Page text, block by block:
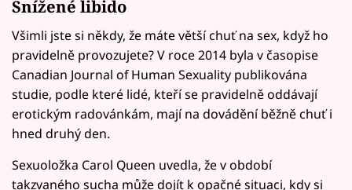
Snížené libido
Všimli jste si někdy, že máte větší chuť na sex, když ho
pravidelně provozujete? V roce 2014 byla v časopise
Canadian Journal of Human Sexuality publikována
studie, podle které lidé, kteří se pravidelně oddávají
erotickým radovánkám, mají na dovádění běžně chuť i
hned druhý den.
Sexuoložka Carol Queen uvedla, že v období
takzvaného sucha může dojít k opačné situaci, kdy si